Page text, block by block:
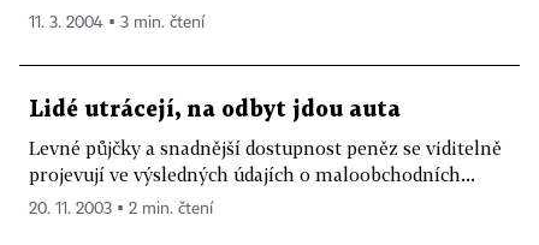
11. 3. 2004 ▪ 3 min. čtení
Lidé utrácejí, na odbyt jdou auta
Levné půjčky a snadnější dostupnost peněz se viditelně
projevují ve výsledných údajích o maloobchodních...
20. 11. 2003 ▪ 2 min. čtení